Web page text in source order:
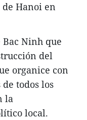
Hanoi en
Ninh que
del
organice con
todos los
la
local.